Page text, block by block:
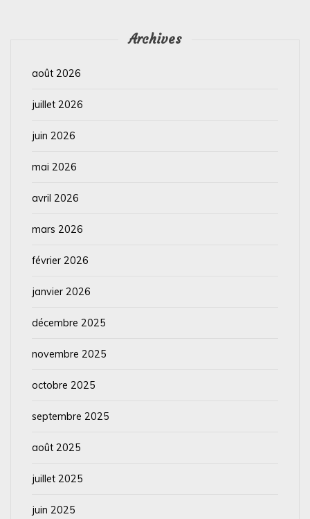
Archives
août 2026
juillet 2026
juin 2026
mai 2026
avril 2026
mars 2026
février 2026
janvier 2026
décembre 2025
novembre 2025
octobre 2025
septembre 2025
août 2025
juillet 2025
juin 2025